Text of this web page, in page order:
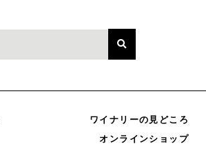
ワイナリーの見どころ
オンラインショップ